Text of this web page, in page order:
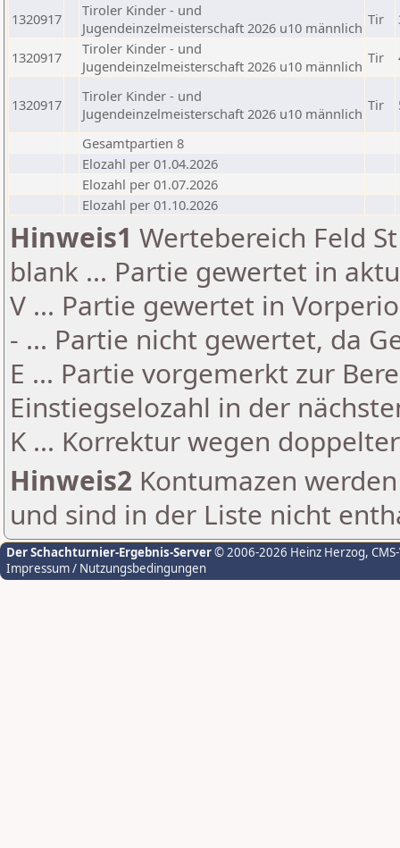
1320917
Tiroler Kinder - und
Jugendeinzelmeisterschaft 2026 u10 männlich Tir
1320917
Tiroler Kinder - und
Jugendeinzelmeisterschaft 2026 u10 männlich Tir
1320917
Tiroler Kinder - und
Jugendeinzelmeisterschaft 2026 u10 männlich Tir
Gesamtpartien 8
Elozahl per 01.04.2026
Elozahl per 01.07.2026
Elozahl per 01.10.2026
Hinweis1 Wertebereich Feld
blank ... Partie gewertet in
V ... Partie gewertet in
- ... Partie nicht gewertet, da
E ... Partie vorgemerkt zur
Einstiegselozahl in der
K ... Korrektur wegen
Hinweis2 Kontumazen
und sind in der Liste nicht
Der Schachturnier-Ergebnis-Server© 2006-2026 Heinz Herzog,
Impressum / Nutzungsbedingungen